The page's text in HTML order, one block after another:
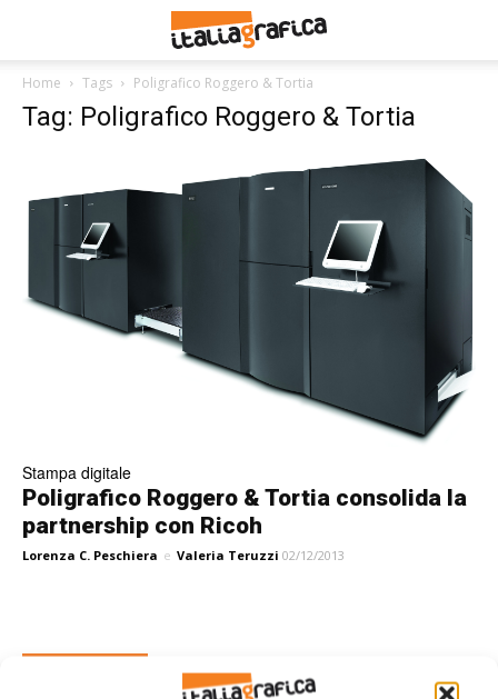
Home Tags Poligrafico Roggero & Tortia
Tag: Poligrafico Roggero & Tortia
Stampa digitale
Poligrafico Roggero & Tortia consolida la
partnership con Ricoh
Lorenza C. Peschiera e Valeria Teruzzi 02/12/2013